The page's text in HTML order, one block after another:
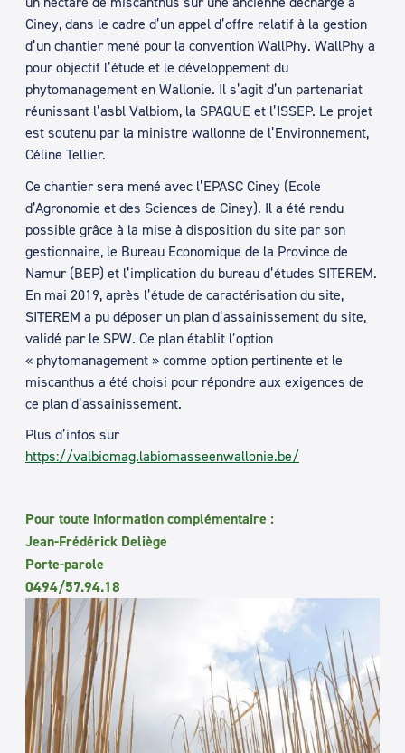
Ciney, dans le cadre d’un appel d’offre relatif à la gestion
d’un chantier mené pour la convention WallPhy. WallPhy a
pour objectif l’étude et le développement du
phytomanagement en Wallonie. Il s’agit d’un partenariat
réunissant l’asbl Valbiom, la SPAQUE et l’ISSEP. Le projet
est soutenu par la ministre wallonne de l’Environnement,
Céline Tellier.
Ce chantier sera mené avec l’EPASC Ciney (Ecole
d’Agronomie et des Sciences de Ciney). Il a été rendu
possible grâce à la mise à disposition du site par son
gestionnaire, le Bureau Economique de la Province de
Namur (BEP) et l’implication du bureau d’études SITEREM.
En mai 2019, après l’étude de caractérisation du site,
SITEREM a pu déposer un plan d’assainissement du site,
validé par le SPW. Ce plan établit l’option
« phytomanagement » comme option pertinente et le
miscanthus a été choisi pour répondre aux exigences de
ce plan d’assainissement.
Plus d’infos sur
https://valbiomag.labiomasseenwallonie.be/
Pour toute information complémentaire :
Jean-Frédérick Deliège
Porte-parole
0494/57.94.18